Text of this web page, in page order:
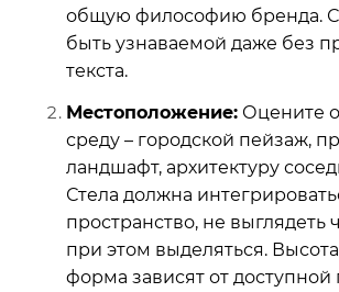
общую философию бренда.
быть узнаваемой даже без
текста.
Местоположение: Оцените
среду – городской пейзаж,
ландшафт, архитектуру
Стела должна
пространство, не выглядеть
при этом выделяться.
форма зависят от